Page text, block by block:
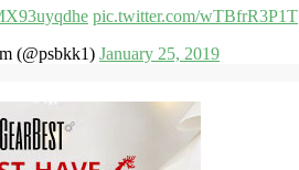
pic.twitter.com/wTBfrR3P1T
(@psbkk1) January 25, 2019